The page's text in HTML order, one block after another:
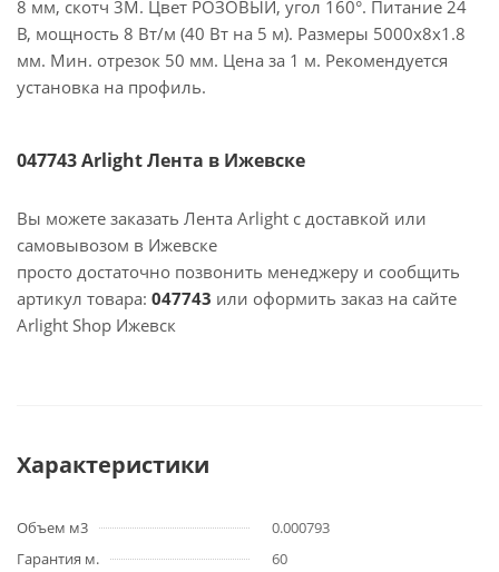
8 мм, скотч 3M. Цвет РОЗОВЫЙ, угол 160°. Питание 24
В, мощность 8 Вт/м (40 Вт на 5 м). Размеры 5000х8х1.8
мм. Мин. отрезок 50 мм. Цена за 1 м. Рекомендуется
установка на профиль.
047743 Arlight Лента в Ижевске
Вы можете заказать Лента Arlight с доставкой или
самовывозом в Ижевске
просто достаточно позвонить менеджеру и сообщить
артикул товара: 047743 или оформить заказ на сайте
Arlight Shop Ижевск
Характеристики
Объем м3
0.000793
Гарантия м.
60